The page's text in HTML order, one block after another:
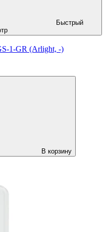
Быстрый
1-GR (Arlight, -)
В корзину